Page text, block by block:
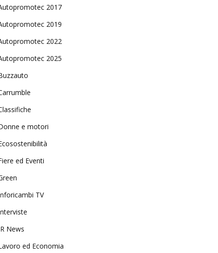
2017
2019
2022
2025
e motori
ed Eventi
TV
News
ed Economia